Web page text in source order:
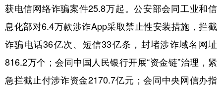
获电信网络诈骗案件25.8万起。公安部会同工业和信
息化部对6.4万款涉诈App采取禁止性安装措施，拦截
诈骗电话36亿次、短信33亿条，封堵涉诈域名网址
816.2万个；会同中国人民银行开展“资金链”治理，紧
急拦截止付涉诈资金2170.7亿元；会同中央网信办指